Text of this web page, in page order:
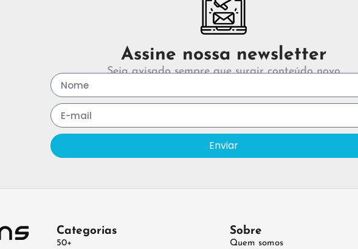
Assine nossa newsletter
Seja avisado sempre que surgir conteúdo novo
Enviar
Categorias
50+
Sobre
Quem somos